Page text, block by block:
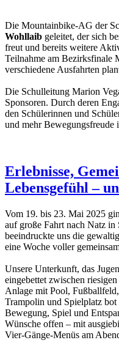
Die Mountainbike-AG der
Wohllaib geleitet, der sich
freut und bereits weitere
Teilnahme am Bezirksfinale
verschiedene Ausfahrten
Die Schulleitung Marion
Sponsoren. Durch deren
den Schülerinnen und
und mehr Bewegungsfreude
Erlebnisse,
Lebensgefühl –
Vom 19. bis 23. Mai 2025
auf große Fahrt nach Natz
beeindruckte uns die
eine Woche voller
Unsere Unterkunft, das
eingebettet zwischen
Anlage mit Pool,
Trampolin und Spielplatz
Bewegung, Spiel und
Wünsche offen – mit
Vier-Gänge-Menüs am